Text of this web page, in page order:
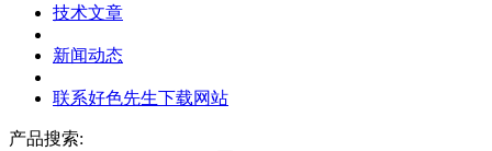
技术文章
新闻动态
联系好色先生下载网站
产品搜索: